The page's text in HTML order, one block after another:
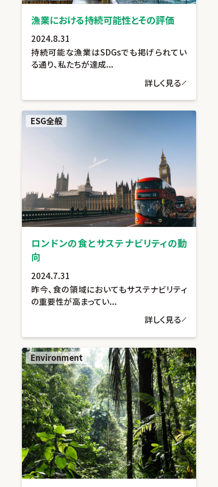
漁業における持続可能性とその評価
2024.8.31
持続可能な漁業はSDGsでも掲げられてい
る通り、私たちが達成...
詳しく見る
ESG全般
ロンドンの食とサステナビリティの動
向
2024.7.31
昨今、食の領域においてもサステナビリティ
の重要性が高まってい...
詳しく見る
Environment